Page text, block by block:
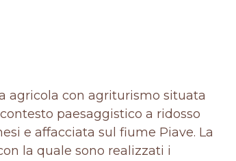
agricola con agriturismo situata
paesaggistico a ridosso
e affacciata sul fiume Piave. La
la quale sono realizzati i